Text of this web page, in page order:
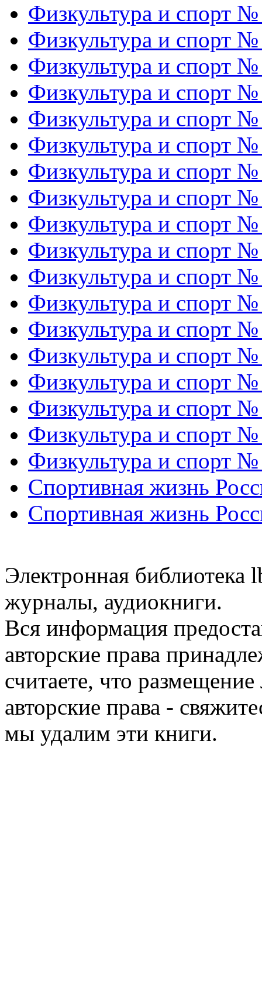
Физкультура и спорт
Физкультура и спорт
Физкультура и спорт
Физкультура и спорт
Физкультура и спорт
Физкультура и спорт
Физкультура и спорт
Физкультура и спорт
Физкультура и спорт
Физкультура и спорт
Физкультура и спорт
Физкультура и спорт
Физкультура и спорт
Физкультура и спорт
Физкультура и спорт
Физкультура и спорт
Физкультура и спорт
Физкультура и спорт
Спортивная жизнь
Спортивная жизнь
Электронная библиотека
журналы, аудиокниги.
Вся информация
авторские права
считаете, что
авторские права -
мы удалим эти книги.